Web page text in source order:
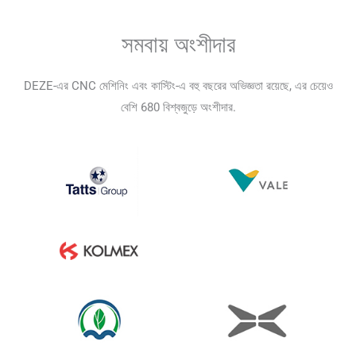
সমবায় অংশীদার
DEZE-এর CNC মেশিনিং এবং কাস্টিং-এ বহু বছরের অভিজ্ঞতা রয়েছে, এর চেয়েও
বেশি 680 বিশ্বজুড়ে অংশীদার.